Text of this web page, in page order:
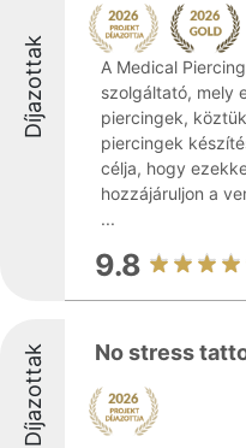
Díjazottak
A Medical
szolgáltató, mely
piercingek,
piercingek
célja, hogy
hozzájáruljon a
...
9.8
Díjazottak No stress